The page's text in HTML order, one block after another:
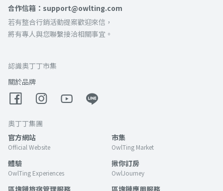
合作信箱：support@owlting.com
若有整合行銷活動提案歡迎來信，
將有專人與您聯繫接洽相關事宜。
認識奧丁丁市集
關於品牌
奧丁丁集團
官方網站
Official Website
市集
OwlTing Market
體驗
OwlTing Experiences
揪你訂房
OwlJourney
區塊鏈旅宿管理服務 區塊鏈應用服務